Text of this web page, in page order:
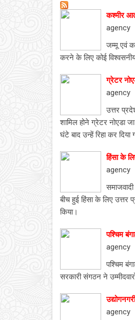
कश्मीर
agency
जम्मू एवं
करने के लिए कोई
ग्रेटर
agency
उत्तर
शामिल होने ग्रेटर नोएडा
घंटे बाद उन्हें रिहा कर दिया
हिंसा के
agency
बीच हुई हिंसा के लिए उत्तर
किया।
पश्चिम
agency
पश्चिम
सरकारी संगठन ने
agency